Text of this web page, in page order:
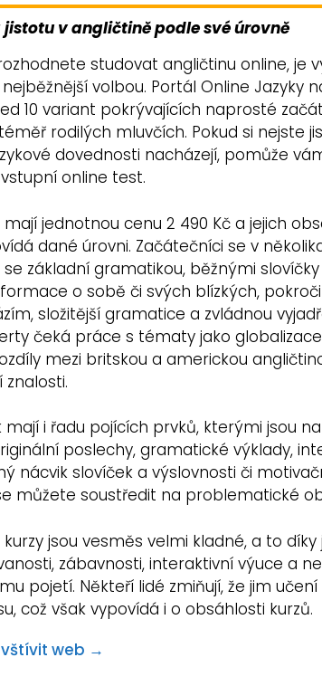
v angličtině podle své úrovně
studovat angličtinu online, je
volbou. Portál Online Jazyky
10 variant pokrývajících naprosté
rodilých mluvčích. Pokud si nejste
dovednosti nacházejí, pomůže
online test.
mají jednotnou cenu 2 490 Kč a jejich
dané úrovni. Začátečníci se v
základní gramatikou, běžnými
o sobě či svých blízkých,
složitější gramatice a zvládnou
čeká práce s tématy jako
mezi britskou a americkou
znalosti.
mají i řadu pojících prvků, kterými jsou
poslechy, gramatické výklady,
nácvik slovíček a výslovnosti či
můžete soustředit na problematické
jsou vesměs velmi kladné, a to díky
zábavnosti, interaktivní výuce a
pojetí. Někteří lidé zmiňují, že jim
což však vypovídá i o obsáhlosti kurzů.
web →